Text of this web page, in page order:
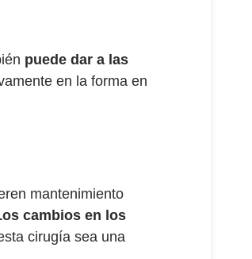
puede dar a las
en la forma en
mantenimiento
cambios en los
cirugía sea una